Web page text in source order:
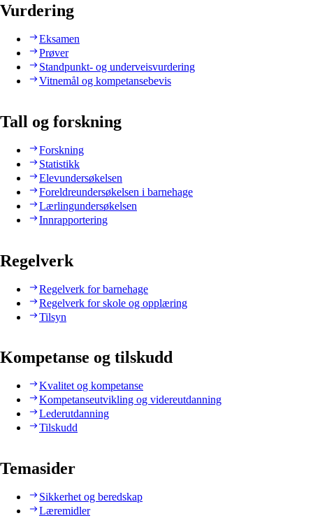
Vurdering
Eksamen
Prøver
Standpunkt- og underveisvurdering
Vitnemål og kompetansebevis
Tall og forskning
Forskning
Statistikk
Elevundersøkelsen
Foreldreundersøkelsen i barnehage
Lærlingundersøkelsen
Innrapportering
Regelverk
Regelverk for barnehage
Regelverk for skole og opplæring
Tilsyn
Kompetanse og tilskudd
Kvalitet og kompetanse
Kompetanseutvikling og videreutdanning
Lederutdanning
Tilskudd
Temasider
Sikkerhet og beredskap
Læremidler